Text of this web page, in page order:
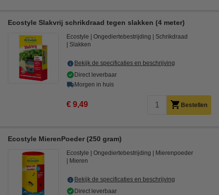
Ecostyle Slakvrij schrikdraad tegen slakken (4 meter)
Ecostyle Ongediertebestrijding
Schrikdraad
Slakken
Bekijk de specificaties en beschrijving
Direct leverbaar
Morgen in huis
€ 9,49 Bestellen
Ecostyle MierenPoeder (250 gram)
Ecostyle Ongediertebestrijding
Mierenpoeder
Mieren
Bekijk de specificaties en beschrijving
Direct leverbaar